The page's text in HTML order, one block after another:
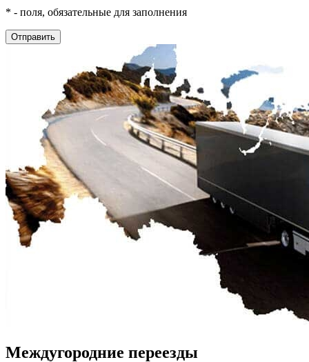
* - поля, обязательные для заполнения
Междугородние переезды